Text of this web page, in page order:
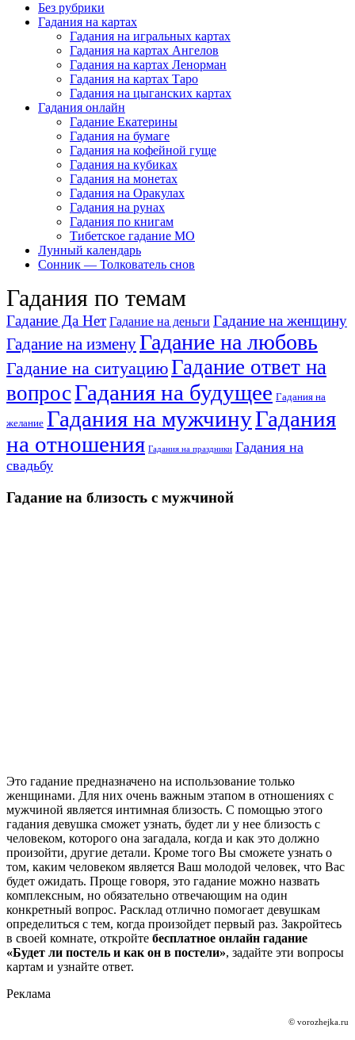
Без рубрики
Гадания на картах
Гадания на игральных картах
Гадания на картах Ангелов
Гадания на картах Ленорман
Гадания на картах Таро
Гадания на цыганских картах
Гадания онлайн
Гадание Екатерины
Гадания на бумаге
Гадания на кофейной гуще
Гадания на кубиках
Гадания на монетах
Гадания на Оракулах
Гадания на рунах
Гадания по книгам
Тибетское гадание МО
Лунный календарь
Сонник — Толкователь снов
Гадания по темам
Гадание Да Нет Гадание на деньги Гадание на женщину
Гадание на изменуГадание на любовь
Гадание на ситуациюГадание ответ на
вопросГадания на будущее Гадания на
желание Гадания на мужчинуГадания
на отношения Гадания на праздники Гадания на
свадьбу
Гадание на близость с мужчиной
Это гадание предназначено на использование только
женщинами. Для них очень важным этапом в отношениях с
мужчиной является интимная близость. С помощью этого
гадания девушка сможет узнать, будет ли у нее близость с
человеком, которого она загадала, когда и как это должно
произойти, другие детали. Кроме того Вы сможете узнать о
том, каким человеком является Ваш молодой человек, что Вас
будет ожидать. Проще говоря, это гадание можно назвать
комплексным, но обязательно отвечающим на один
конкретный вопрос. Расклад отлично помогает девушкам
определиться с тем, когда произойдет первый раз. Закройтесь
в своей комнате, откройте бесплатное онлайн гадание
«Будет ли постель и как он в постели», задайте эти вопросы
картам и узнайте ответ.
Реклама
© vorozhejka.ru